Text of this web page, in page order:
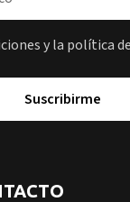
y la política
Suscribirme